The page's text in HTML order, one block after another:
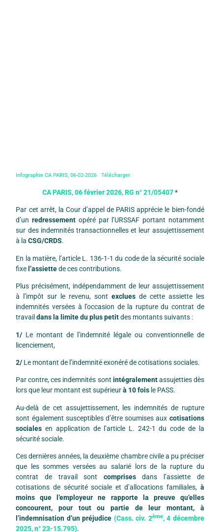
Infographie CA PARIS, 06-02-2026 Télécharger
CA PARIS, 06 février 2026, RG n° 21/05407*
Par cet arrêt, la Cour d’appel de PARIS apprécie le bien-fondé
d’unredressement opéré par l’URSSAF portant notamment
sur des indemnités transactionnelles et leur assujettissement
à laCSG/CRDS.
En la matière, l’article L. 136-1-1 du code de la sécurité sociale
fixe l’assiettede ces contributions.
Plus précisément, indépendamment de leur assujettissement
à l’impôt sur le revenu, sont excluesde cette assiette les
indemnités versées à l’occasion de la rupture du contrat de
travaildans la limite du plus petitdes montants suivants :
1/ Le montant de l’indemnité légale ou conventionnelle de
licenciement,
2/ Le montant de l’indemnité exonéré de cotisations sociales.
Par contre, ces indemnités sont intégralementassujetties dès
lors que leur montant est supérieurà 10 fois le PASS.
Au-delà de cet assujettissement, les indemnités de rupture
sont également susceptibles d’être soumises aux cotisations
sociales en application de l’article L. 242-1 du code de la
sécurité sociale.
Ces dernières années, la deuxième chambre civile a pu préciser
que les sommes versées au salarié lors de la rupture du
contrat de travail sont comprisesdans l’assiette de
cotisations de sécurité sociale et d’allocations familiales, à
moins que l’employeur ne rapporte la preuve qu’elles
concourent, pour tout ou partie de leur montant, à
l’indemnisation d’un préjudice (Cass. civ. 2ème, 4 décembre
2025, n° 23-15.795).